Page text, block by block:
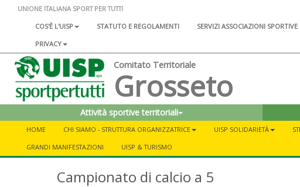
UNIONE ITALIANA SPORT PER TUTTI
COS'È L'UISP
STATUTO E REGOLAMENTI SERVIZI ASSOCIAZIONI SPORTIVE
PRIVACY
Comitato Territoriale
Grosseto
Attività sportive territoriali
HOME CHI SIAMO - STRUTTURA ORGANIZZATRICE UISP SOLIDARIETÀ
GRANDI MANIFESTAZIONI
UISP & TURISMO
Campionato di calcio a 5